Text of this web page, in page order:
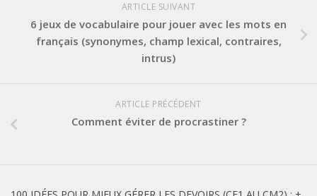
ARTICLE SUIVANT
6 jeux de vocabulaire pour jouer avec les mots en
français (synonymes, champ lexical, contraires,
intrus)
ARTICLE PRÉCÉDENT
Comment éviter de procrastiner ?